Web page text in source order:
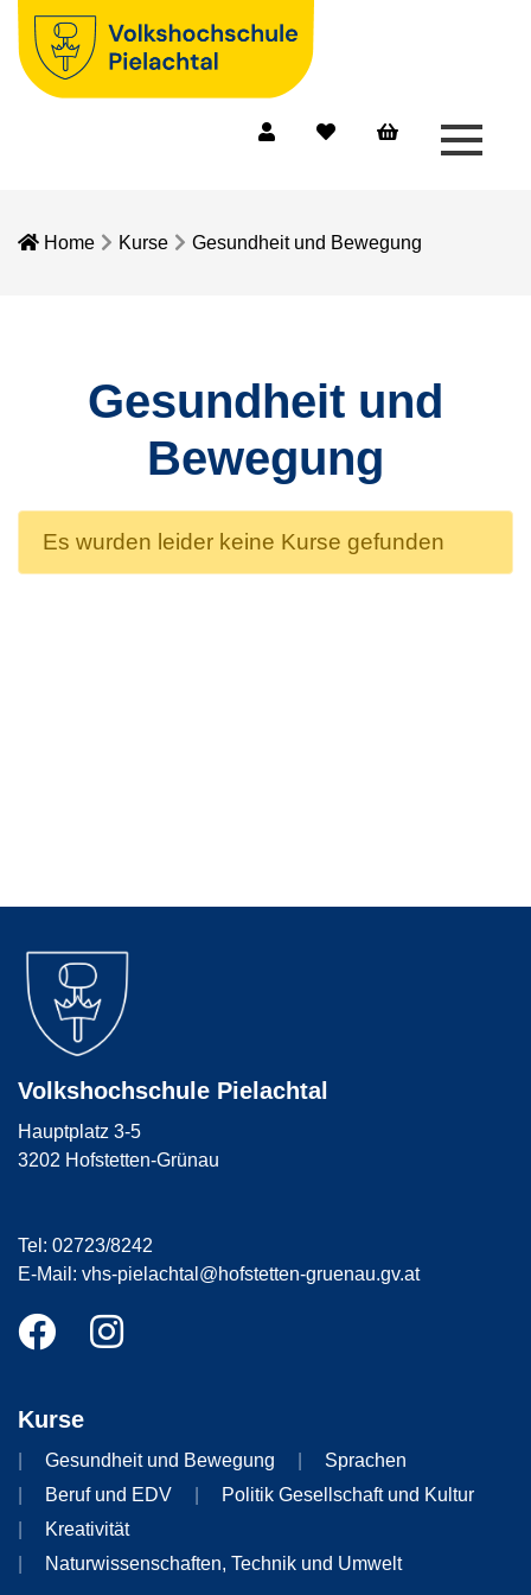
Warenkorb
Menü
Home Kurse Gesundheit und Bewegung
Gesundheit und
Bewegung
Es wurden leider keine Kurse gefunden
Volkshochschule Pielachtal
Hauptplatz 3-5
3202 Hofstetten-Grünau
Tel: 02723/8242
E-Mail: vhs-pielachtal@hofstetten-gruenau.gv.at
Kurse
Gesundheit und Bewegung
Sprachen
Beruf und EDV
Politik Gesellschaft und Kultur
Kreativität
Naturwissenschaften, Technik und Umwelt